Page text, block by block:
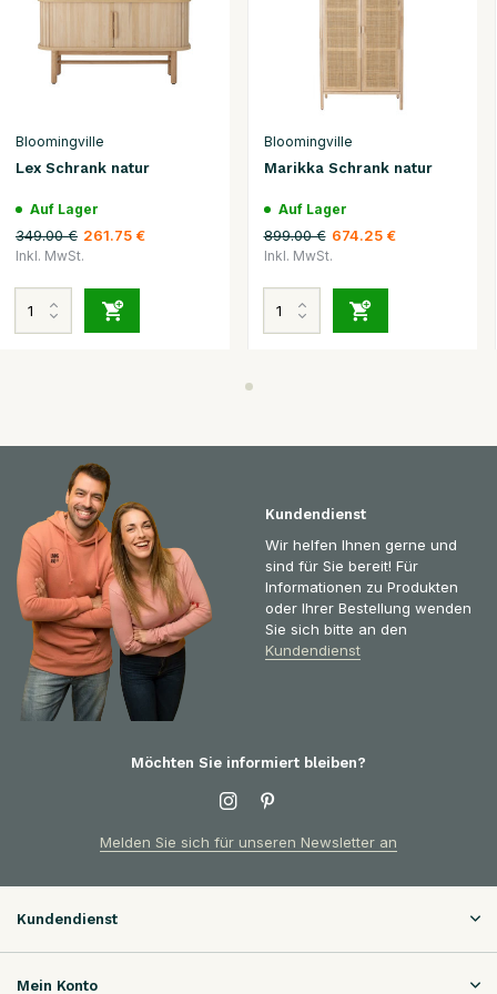
Bloomingville
Lex Schrank natur
Auf Lager
349.00 € 261.75 €
Inkl. MwSt.
Bloomingville
Marikka Schrank natur
Auf Lager
899.00 € 674.25 €
Inkl. MwSt.
Kundendienst
Wir helfen Ihnen gerne und
sind für Sie bereit! Für
Informationen zu Produkten
oder Ihrer Bestellung wenden
Sie sich bitte an den
Kundendienst
Möchten Sie informiert bleiben?
Melden Sie sich für unseren Newsletter an
Kundendienst
Mein Konto